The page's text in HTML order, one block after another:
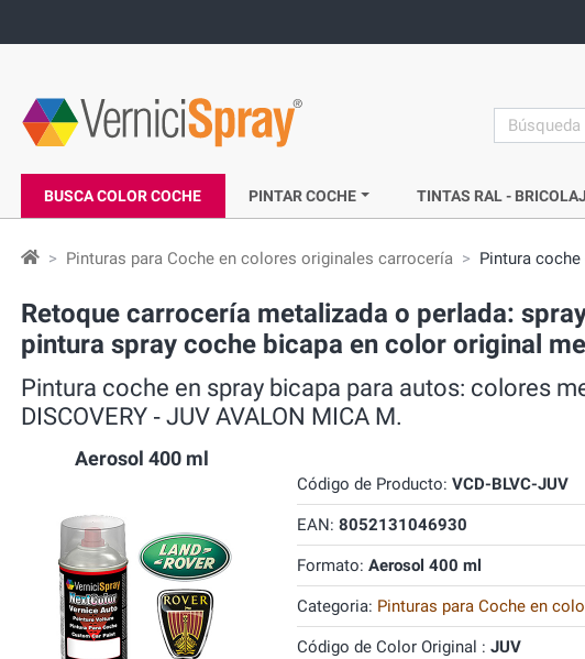
search
BUSCA COLOR COCHE PINTAR COCHE TINTAS RAL -
Pinturas para Coche en colores originales carrocería Pintura
Retoque carrocería metalizada o perlada:
pintura spray coche bicapa en color original
Pintura coche en spray bicapa para autos: colores
DISCOVERY ‐ JUV AVALON MICA M.
Aerosol 400 ml
Código de Producto: VCD-BLVC-JUV
EAN: 8052131046930
Formato: Aerosol 400 ml
Categoria: Pinturas para Coche en
Código de Color Original : JUV